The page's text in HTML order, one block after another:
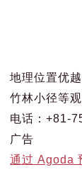
地理位置优
竹林小径等
电话：+81-
广告
通过 Agoda